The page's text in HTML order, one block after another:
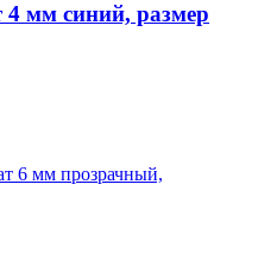
мм синий, размер